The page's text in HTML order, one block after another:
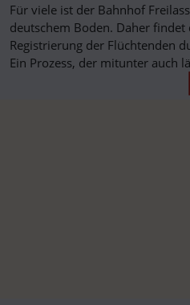
Für viele ist der Bahnhof
deutschem Boden. Daher
Registrierung der Flüchtenden
Ein Prozess, der mitunter auch